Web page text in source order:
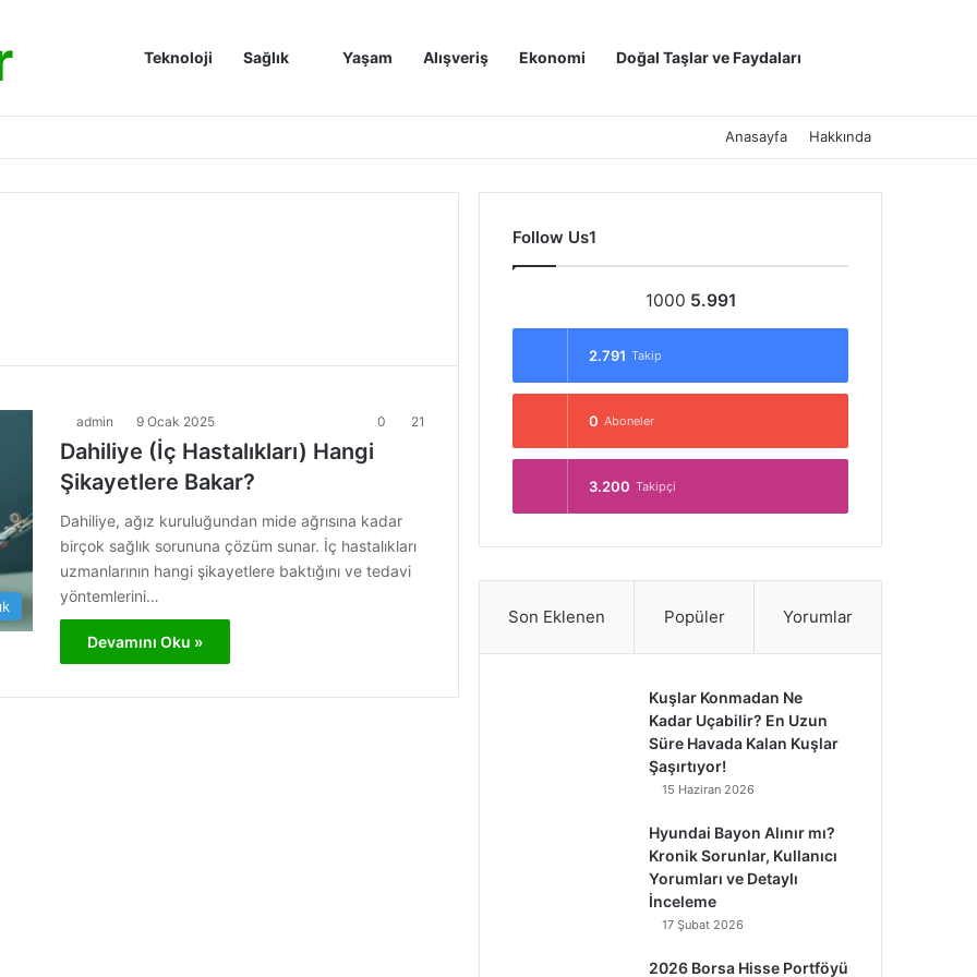
Anasayfa
Teknoloji Sağlık Yaşam Alışveriş Ekonomi Doğal Taşlar ve Faydaları
Anasayfa Hakkında
admin 9 Ocak 2025 0 21
Dahiliye (İç Hastalıkları) Hangi
Şikayetlere Bakar?
Dahiliye, ağız kuruluğundan mide ağrısına kadar
birçok sağlık sorununa çözüm sunar. İç hastalıkları
uzmanlarının hangi şikayetlere baktığını ve tedavi
yöntemlerini…
Devamını Oku »
Follow Us1
1000 5.991
2.791 Takip
0 Aboneler
3.200 Takipçi
Son Eklenen Popüler Yorumlar
Kuşlar Konmadan Ne
Kadar Uçabilir? En Uzun
Süre Havada Kalan Kuşlar
Şaşırtıyor!
15 Haziran 2026
Hyundai Bayon Alınır mı?
Kronik Sorunlar, Kullanıcı
Yorumları ve Detaylı
İnceleme
17 Şubat 2026
2026 Borsa Hisse Portföyü